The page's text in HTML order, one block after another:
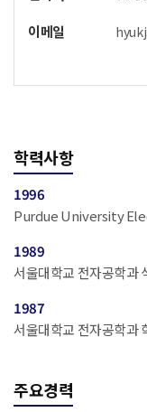
이메일
학력사항
1996
Purdue University
1989
서울대학교 전자공학과
1987
서울대학교 전자공학과
주요경력